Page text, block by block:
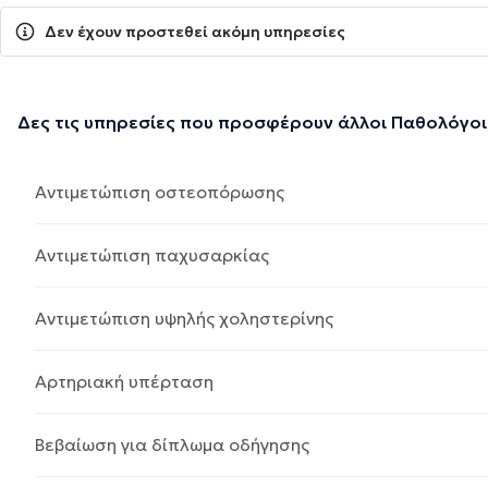
Δεν έχουν προστεθεί ακόμη υπηρεσίες
Δες τις υπηρεσίες που προσφέρουν άλλοι Παθολόγοι
Αντιμετώπιση οστεοπόρωσης
Αντιμετώπιση παχυσαρκίας
Αντιμετώπιση υψηλής χοληστερίνης
Αρτηριακή υπέρταση
Βεβαίωση για δίπλωμα οδήγησης